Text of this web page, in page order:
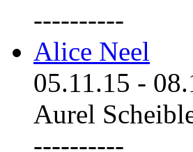
----------
Alice Neel
05.11.15 -
Aurel
----------